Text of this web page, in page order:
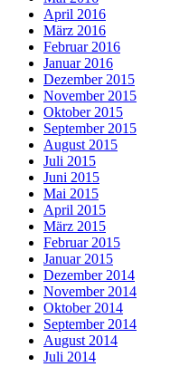
April 2016
März 2016
Februar 2016
Januar 2016
Dezember 2015
November 2015
Oktober 2015
September 2015
August 2015
Juli 2015
Juni 2015
Mai 2015
April 2015
März 2015
Februar 2015
Januar 2015
Dezember 2014
November 2014
Oktober 2014
September 2014
August 2014
Juli 2014